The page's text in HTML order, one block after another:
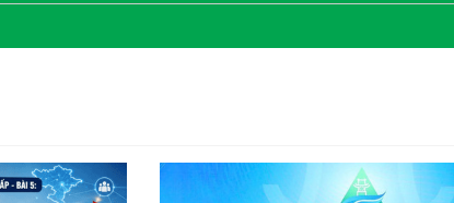
[Góc nhìn tuần qua]: Mưa